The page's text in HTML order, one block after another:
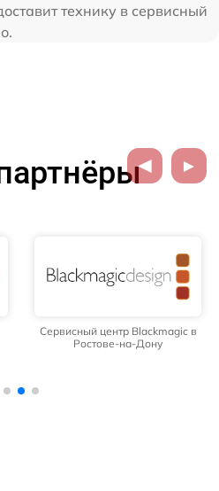
технику в сервисный
Сервисный центр Blackmagic в
Ростове-на-Дону